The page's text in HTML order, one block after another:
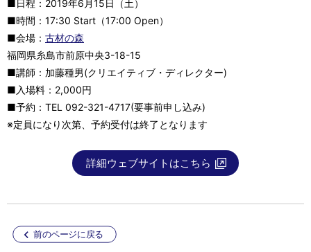
■日程：2019年6月15日（土）
■時間：17:30 Start（17:00 Open）
■会場： 古材の森
福岡県糸島市前原中央3-18-15
■講師：加藤種男(クリエイティブ・ディレクター)
■入場料：2,000円
■予約：TEL 092-321-4717(要事前申し込み)
※定員になり次第、予約受付は終了となります
詳細ウェブサイトはこちら
前のページに戻る